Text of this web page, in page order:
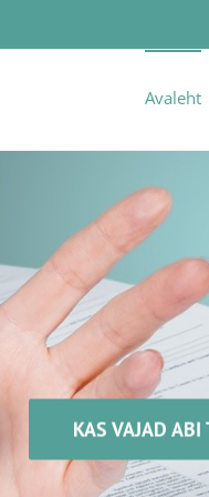
Avaleht
KAS VAJAD ABI